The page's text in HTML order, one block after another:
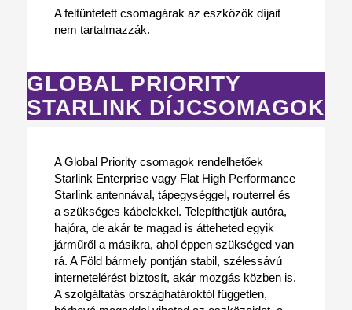
A feltüntetett csomagárak az eszközök díjait
nem tartalmazzák.
GLOBAL PRIORITY
STARLINK DÍJCSOMAGOK
A Global Priority csomagok rendelhetőek
Starlink Enterprise vagy Flat High Performance
Starlink antennával, tápegységgel, routerrel és
a szükséges kábelekkel. Telepíthetjük autóra,
hajóra, de akár te magad is átteheted egyik
járműről a másikra, ahol éppen szükséged van
rá. A Föld bármely pontján stabil, szélessávú
internetelérést biztosít, akár mozgás közben is.
A szolgáltatás országhatároktól független,